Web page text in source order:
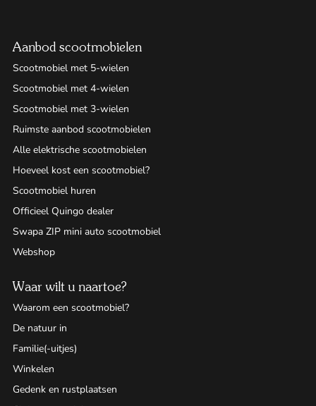
Aanbod scootmobielen
Scootmobiel met 5-wielen
Scootmobiel met 4-wielen
Scootmobiel met 3-wielen
Ruimste aanbod scootmobielen
Alle elektrische scootmobielen
Hoeveel kost een scootmobiel?
Scootmobiel huren
Officieel Quingo dealer
Swapa ZIP mini auto scootmobiel
Webshop
Waar wilt u naartoe?
Waarom een scootmobiel?
De natuur in
Familie(-uitjes)
Winkelen
Gedenk en rustplaatsen